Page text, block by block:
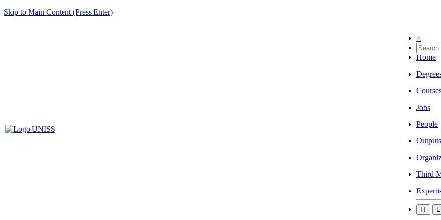
Skip to Main Content (Press Enter)
×
Home
Courses
Jobs
People
Outputs
Third
IT